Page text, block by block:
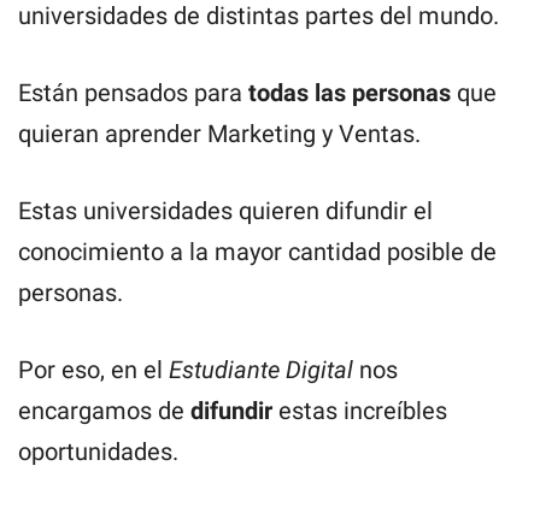
universidades de distintas partes del mundo.
Están pensados para todas las personas que
quieran aprender Marketing y Ventas.
Estas universidades quieren difundir el
conocimiento a la mayor cantidad posible de
personas.
Por eso, en el Estudiante Digital nos
encargamos de difundir estas increíbles
oportunidades.